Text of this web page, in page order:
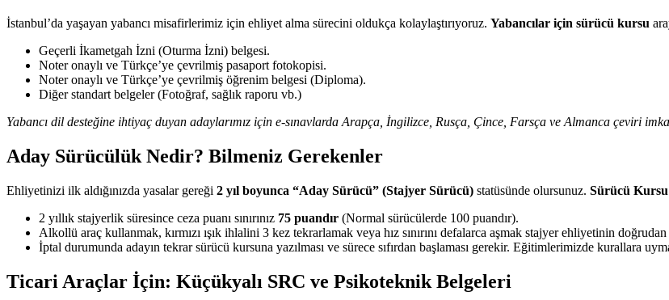
İstanbul’da yaşayan yabancı misafirlerimiz için ehliyet alma sürecini oldukça kolaylaştırıyoruz. Yabancılar için sürücü kursu
Geçerli İkametgah İzni (Oturma İzni) belgesi.
Noter onaylı ve Türkçe’ye çevrilmiş pasaport fotokopisi.
Noter onaylı ve Türkçe’ye çevrilmiş öğrenim belgesi (Diploma).
Diğer standart belgeler (Fotoğraf, sağlık raporu vb.)
Yabancı dil desteğine ihtiyaç duyan adaylarımız için e-sınavlarda Arapça, İngilizce, Rusça, Çince, Farsça ve Almanca çeviri
Aday Sürücülük Nedir? Bilmeniz Gerekenler
Ehliyetinizi ilk aldığınızda yasalar gereği 2 yıl boyunca “Aday Sürücü” (Stajyer Sürücü) statüsünde olursunuz. Sürücü
2 yıllık stajyerlik süresince ceza puanı sınırınız 75 puandır (Normal sürücülerde 100 puandır).
Alkollü araç kullanmak, kırmızı ışık ihlalini 3 kez tekrarlamak veya hız sınırını defalarca aşmak stajyer ehliyetinin doğrudan
İptal durumunda adayın tekrar sürücü kursuna yazılması ve sürece sıfırdan başlaması gerekir. Eğitimlerimizde kurallara
Ticari Araçlar İçin: Küçükyalı SRC ve Psikoteknik Belgeleri